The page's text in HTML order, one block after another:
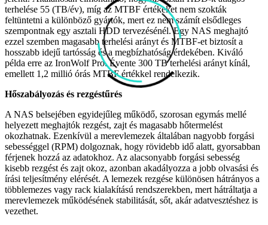
terhelése 55 (TB/év), míg az MTBF értékeket nem szokták
feltüntetni a különböző gyártók, mert ez nem számít elsődleges
szempontnak egy asztali HDD tervezésénél. Egy NAS meghajtó
ezzel szemben magasabb terhelési arányt és MTBF-et biztosít a
hosszabb idejű tartósság és a megbízhatóság érdekében. Kiváló
példa erre az IronWolf Pro. Évente 300 TB terhelési arányt kínál,
emellett 1,2 millió órás MTBF értékkel rendelkezik.
Hőszabályozás és rezgéstűrés
A NAS belsejében egyidejűleg működő, szorosan egymás mellé
helyezett meghajtók rezgést, zajt és magasabb hőtermelést
okozhatnak. Ezenkívül a merevlemezek általában nagyobb forgási
sebességgel (RPM) dolgoznak, hogy rövidebb idő alatt, gyorsabban
férjenek hozzá az adatokhoz. Az alacsonyabb forgási sebesség
kisebb rezgést és zajt okoz, azonban akadályozza a jobb olvasási és
írási teljesítmény elérését. A lemezek rezgése különösen hátrányos a
többlemezes vagy rack kialakítású rendszerekben, mert hátráltatja a
merevlemezek működésének stabilitását, sőt, akár adatvesztéshez is
vezethet.